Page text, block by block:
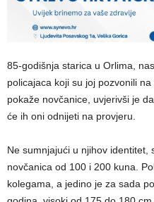
85-godišnja starica u Orlima,
policajaca koji su joj pozvonili
pokaže novčanice, uvjerivši je
će ih oni odnijeti na provjeru.
Ne sumnjajući u njihov identitet,
novčanica od 100 i 200 kuna.
kolegama, a jedino je za sada